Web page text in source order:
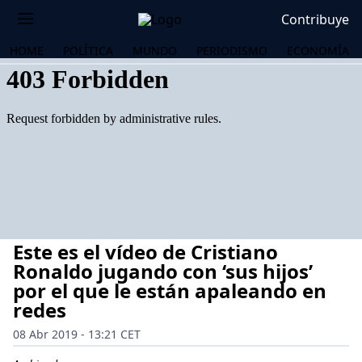
Contribuye
HOME POLÍTICA MUNDO PERIODISMO ECONOMÍA
Este es el vídeo de Cristiano
Ronaldo jugando con ‘sus hijos’
por el que le están apaleando en
redes
08 Abr 2019 - 13:21 CET